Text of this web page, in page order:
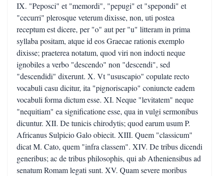
IX. "Peposci" et "memordi", "pepugi" et "spepondi" et
"cecurri" plerosque veterum dixisse, non, uti postea
receptum est dicere, per "o" aut per "u" litteram in prima
syllaba positam, atque id eos Graecae rationis exemplo
dixisse; praeterea notatum, quod viri non indocti neque
ignobiles a verbo "descendo" non "descendi", sed
"descendidi" dixerunt. X. Vt "ususcapio" copulate recto
vocabuli casu dicitur, ita "pignoriscapio" coniuncte eadem
vocabuli forma dictum esse. XI. Neque "levitatem" neque
"nequitiam" ea significatione esse, qua in vulgi sermonibus
dicuntur. XII. De tunicis chirodytis; quod earum usum P.
Africanus Sulpicio Galo obiecit. XIII. Quem "classicum"
dicat M. Cato, quem "infra classem". XIV. De tribus dicendi
generibus; ac de tribus philosophis, qui ab Atheniensibus ad
senatum Romam legati sunt. XV. Quam severe moribus